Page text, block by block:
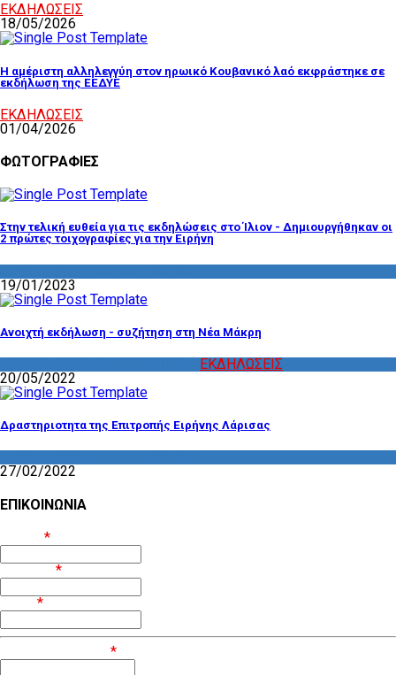
ΕΚΔΗΛΩΣΕΙΣ
18/05/2026
Η αμέριστη αλληλεγγύη στον ηρωικό Κουβανικό λαό εκφράστηκε σε
εκδήλωση της ΕΕΔΥΕ
ΕΚΔΗΛΩΣΕΙΣ
01/04/2026
ΦΩΤΟΓΡΑΦΙΕΣ
Στην τελική ευθεία για τις εκδηλώσεις στο Ίλιον - Δημιουργήθηκαν οι
2 πρώτες τοιχογραφίες για την Ειρήνη
19/01/2023
Ανοιχτή εκδήλωση - συζήτηση στη Νέα Μάκρη
ΕΚΔΗΛΩΣΕΙΣ
20/05/2022
Δραστηριοτητα της Επιτροπής Ειρήνης Λάρισας
27/02/2022
ΕΠΙΚΟΙΝΩΝΙΑ
*
*
*
*